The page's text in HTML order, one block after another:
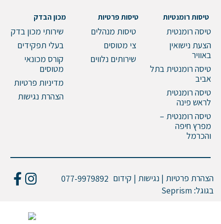
טיסות רומנטיות
טיסה רומנטית
הצעת נישואין
באוויר
טיסה רומנטית בתל
אביב
טיסה רומנטית
לראש פינה
טיסה רומנטית –
מפרץ חיפה
והכרמל
טיסות פרטיות
טיסות מנהלים
צי מטוסים
שירותים נלווים
מכון הבדק
שירותי מכון בדק
בעלי תפקידים
קורס מכונאי
מטוסים
מדיניות פרטיות
הצהרת נגישות
הצהרת פרטיות | נגישות | קידום
בגוגל: Seprism
077-9979892